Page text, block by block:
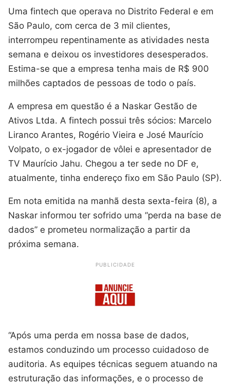
Uma fintech que operava no Distrito Federal e em
São Paulo, com cerca de 3 mil clientes,
interrompeu repentinamente as atividades nesta
semana e deixou os investidores desesperados.
Estima-se que a empresa tenha mais de R$ 900
milhões captados de pessoas de todo o país.
A empresa em questão é a Naskar Gestão de
Ativos Ltda. A fintech possui três sócios: Marcelo
Liranco Arantes, Rogério Vieira e José Maurício
Volpato, o ex-jogador de vôlei e apresentador de
TV Maurício Jahu. Chegou a ter sede no DF e,
atualmente, tinha endereço fixo em São Paulo (SP).
Em nota emitida na manhã desta sexta-feira (8), a
Naskar informou ter sofrido uma “perda na base de
dados” e prometeu normalização a partir da
próxima semana.
PUBLICIDADE
“Após uma perda em nossa base de dados,
estamos conduzindo um processo cuidadoso de
auditoria. As equipes técnicas seguem atuando na
estruturação das informações, e o processo de